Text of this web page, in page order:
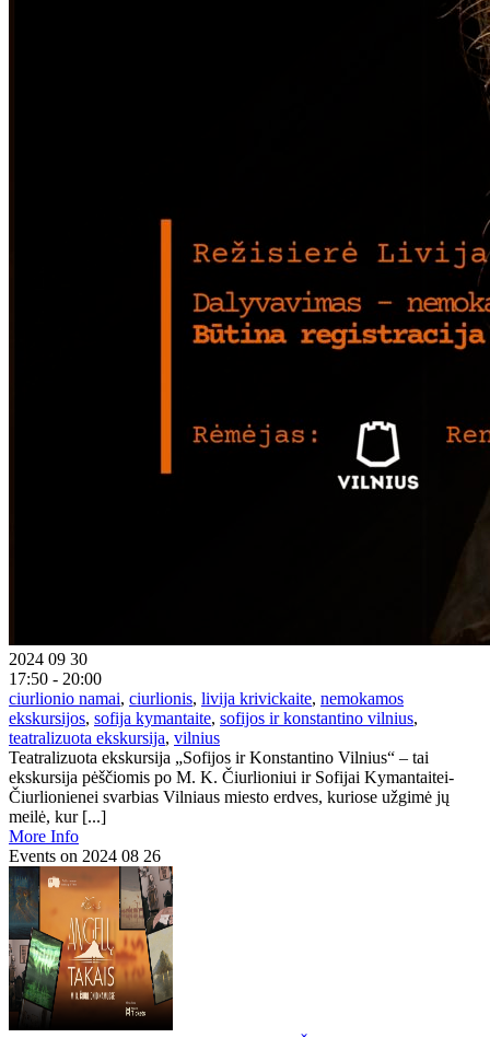
2024 09 30
17:50 - 20:00
ciurlionio namai, ciurlionis, livija krivickaite, nemokamos
ekskursijos, sofija kymantaite, sofijos ir konstantino vilnius,
teatralizuota ekskursija, vilnius
Teatralizuota ekskursija „Sofijos ir Konstantino Vilnius“ – tai
ekskursija pėščiomis po M. K. Čiurlioniui ir Sofijai Kymantaitei-
Čiurlionienei svarbias Vilniaus miesto erdves, kuriose užgimė jų
meilė, kur [...]
More Info
Events on 2024 08 26